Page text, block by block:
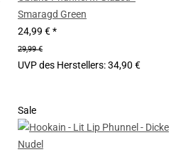
Smaragd Green
24,99 €*
29,99 €
UVP des Herstellers:34,90 €
Sale